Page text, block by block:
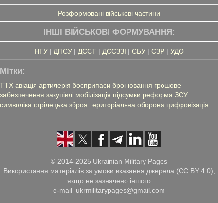
Розформовані військові частини
ІНШІ ВІЙСЬКОВІ ФОРМУВАННЯ:
НГУ| ДПСУ| ДССТ| ДССЗЗІ | СБУ| СЗР| УДО
Мітки:
ТТХ авіація артилерія боєприпаси бронювання грошове
забезпечення закупівлі мобілізація підсумки реформа ЗСУ
символіка стрілецька зброя територіальна оборона цифровізація
© 2014-2025 Ukrainian Military Pages
Використання матеріалів за умови вказання джерела (CC BY 4.0),
якщо не зазначено іншого
e-mail: ukrmilitarypages@gmail.com